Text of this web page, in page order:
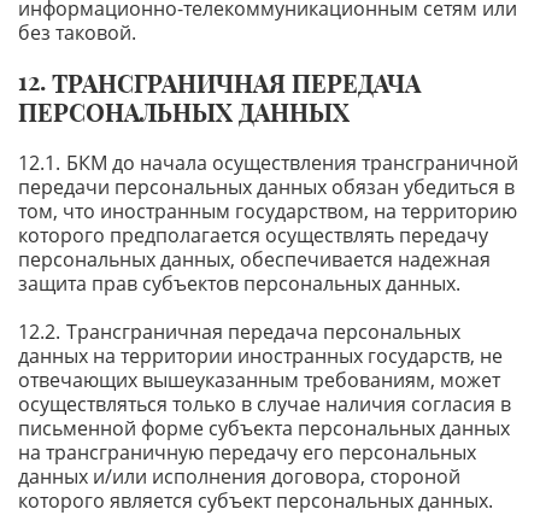
информационно-телекоммуникационным сетям или
без таковой.
ТРАНСГРАНИЧНАЯ ПЕРЕДАЧА
ПЕРСОНАЛЬНЫХ ДАННЫХ
БКМ до начала осуществления трансграничной
передачи персональных данных обязан убедиться в
том, что иностранным государством, на территорию
которого предполагается осуществлять передачу
персональных данных, обеспечивается надежная
защита прав субъектов персональных данных.
Трансграничная передача персональных
данных на территории иностранных государств, не
отвечающих вышеуказанным требованиям, может
осуществляться только в случае наличия согласия в
письменной форме субъекта персональных данных
на трансграничную передачу его персональных
данных и/или исполнения договора, стороной
которого является субъект персональных данных.